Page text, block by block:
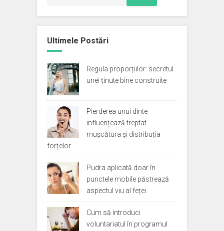
Ultimele Postări
Regula proporțiilor: secretul
unei ținute bine construite
Pierderea unui dinte
influențează treptat
mușcătura și distribuția
forțelor
Pudra aplicată doar în
punctele mobile păstrează
aspectul viu al feței
Cum să introduci
voluntariatul în programul